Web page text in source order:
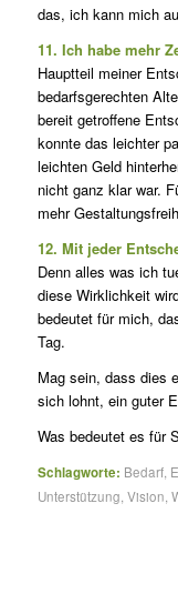
das, ich kann mich
11. Ich habe mehr
Hauptteil meiner
bedarfsgerechten
bereit getroffene
konnte das leichter
leichten Geld
nicht ganz klar war.
mehr
12. Mit jeder
Denn alles was ich
diese Wirklichkeit
bedeutet für mich,
Tag.
Mag sein, dass dies
sich lohnt, ein guter
Was bedeutet es für
Schlagworte: Bedarf,
Unterstützung Vision